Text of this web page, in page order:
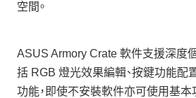
空間。
ASUS Armory Crate 軟件支援深度
括 RGB 燈光效果編輯、按鍵功能配
功能，即使不安裝軟件亦可使用基本